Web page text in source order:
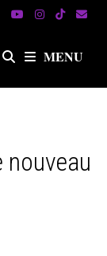
MENU
nouveau